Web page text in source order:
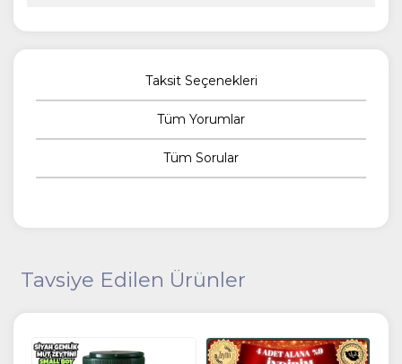
Taksit Seçenekleri
Tüm Yorumlar
Tüm Sorular
Tavsiye Edilen Ürünler